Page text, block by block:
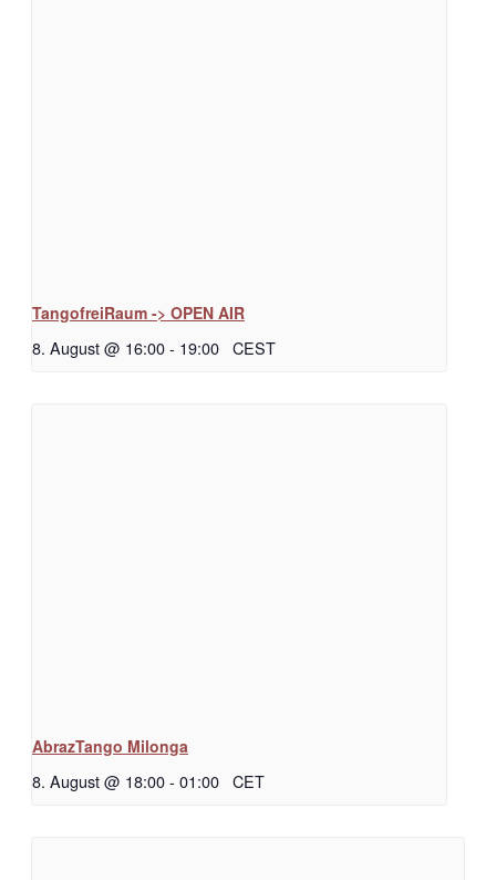
TangofreiRaum -> OPEN AIR
8. August @ 16:00- 19:00 CEST
AbrazTango Milonga
8. August @ 18:00- 01:00 CET